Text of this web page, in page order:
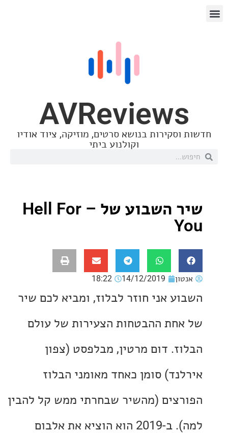
בנושא סרטים, מוזיקה, ציוד אודיו
וקולנוע ביתי
שיר השבוע של – Hell For
14/12/2019
18:22
אני חוזר לבלוז, ומביא לכם שיר
ההבטחות הצעירות של עולם
דום מרטין, מבלפסט (צפון
סומן כאחד מאומני הבלוז
(מהשיר שבחרתי ממש קל להבין
למה). ב-2019 הוא הוציא את אלבום